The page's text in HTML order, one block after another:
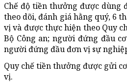
Chế độ tiền thưởng được dùng
theo dõi, đánh giá hằng quý, 6
vị và được thực hiện theo Quy
Bộ Công an; người đứng đầu
người đứng đầu đơn vị sự
Quy chế tiền thưởng được gửi
vị.